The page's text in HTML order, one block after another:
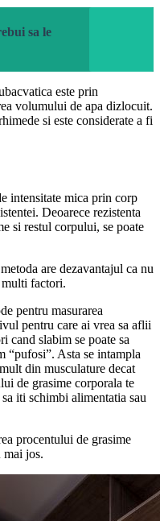
sa le
este prin
volumului de apa dizlocuit.
si este considerate a fi
intensitate mica prin corp
Deoarece rezistenta
si restul corpului, se poate
are dezavantajul ca nu
multi factori.
pentru masurarea
pentru care ai vrea sa aflii
cand slabim se poate sa
“pufosi”. Asta se intampla
din musculature decat
de grasime corporala te
iti schimbi alimentatia sau
procentului de grasime
mai jos.